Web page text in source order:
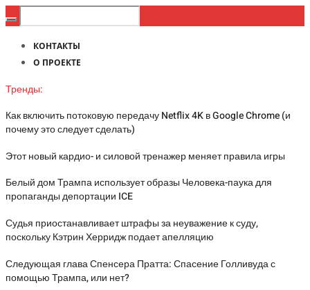
КОНТАКТЫ
О ПРОЕКТЕ
Тренды:
Как включить потоковую передачу Netflix 4K в Google Chrome (и
почему это следует сделать)
Этот новый кардио- и силовой тренажер меняет правила игры
Белый дом Трампа использует образы Человека-паука для
пропаганды депортации ICE
Судья приостанавливает штрафы за неуважение к суду,
поскольку Кэтрин Херридж подает апелляцию
Следующая глава Спенсера Пратта: Спасение Голливуда с
помощью Трампа, или нет?